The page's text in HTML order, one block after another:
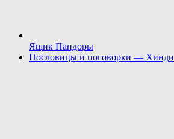
Ящик Пандоры
Пословицы и поговорки — Хинди